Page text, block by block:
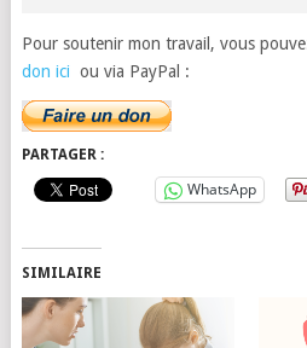
Pour soutenir mon travail, vous
don ici ou via PayPal :
PARTAGER :
WhatsApp
SIMILAIRE